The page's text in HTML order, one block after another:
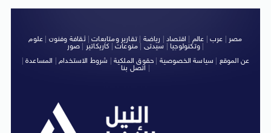
مصر عرب عالم اقتصاد رياضة |تقارير ومتابعات|ثقافة وفنون
علوم
وتكنولوجيا| سيدتى منوعات كاريكاتير صور
|
عن الموقع
سياسة الخصوصية حقوق الملكية شروط الاستخدام| المساعدة|
اتصل بنا